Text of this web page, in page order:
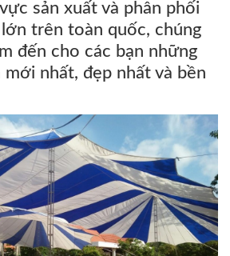
sản xuất và phân phối
trên toàn quốc, chúng
đến cho các bạn những
mới nhất, đẹp nhất và bền